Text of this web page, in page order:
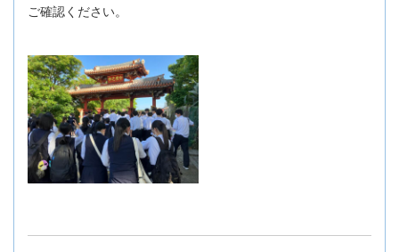
ご確認ください。